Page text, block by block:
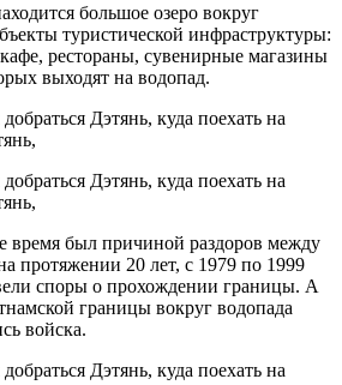
большое озеро вокруг
туристической инфраструктуры:
рестораны, сувенирные магазины
выходят на водопад.
время был причиной раздоров между
протяжении 20 лет, с 1979 по 1999
споры о прохождении границы. А
границы вокруг водопада
войска.